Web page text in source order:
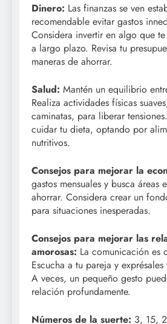
Dinero: Las finanzas se ven
recomendable evitar gastos
Considera invertir en algo que
a largo plazo. Revisa tu
maneras de ahorrar.
Salud: Mantén un equilibrio
Realiza actividades físicas
caminatas, para liberar
cuidar tu dieta, optando por
nutritivos.
Consejos para mejorar la
gastos mensuales y busca áreas
ahorrar. Considera crear un
para situaciones inesperadas.
Consejos para mejorar las
amorosas: La comunicación es
Escucha a tu pareja y exprésales
A veces, un pequeño gesto
relación profundamente.
Números de la suerte: 3, 15,